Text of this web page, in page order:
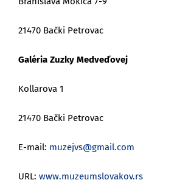
21470 Bački Petrovac
Galéria Zuzky Medveďovej
Kollarova 1
21470 Bački Petrovac
E-mail: muzejvs@gmail.com
URL: www.muzeumslovakov.rs